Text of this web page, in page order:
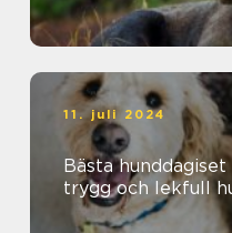
11. juli 2024
Bästa
trygg och lekfull